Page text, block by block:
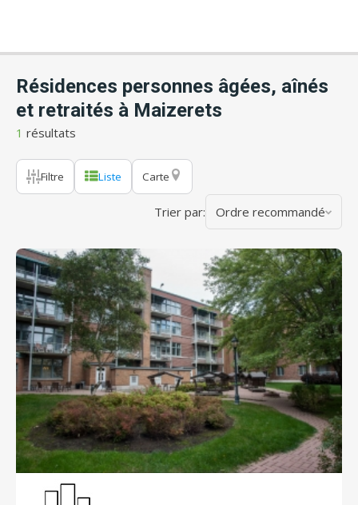
Résidences personnes âgées, aînés
et retraités à Maizerets
1 résultats
Filtre Liste Carte
Trier par: Ordre recommandé